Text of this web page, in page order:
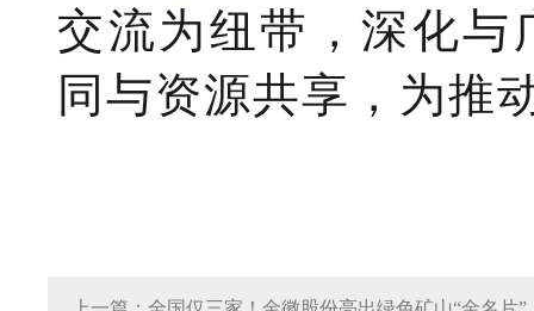
交流为纽带，深化
同与资源共享，为推